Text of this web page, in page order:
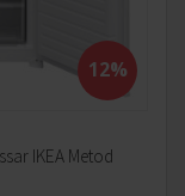
12%
IKEA Metod